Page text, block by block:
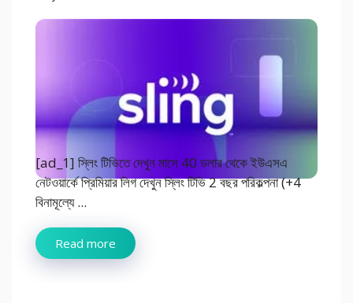
[ad_1] স্লিং টিভিতে দেখুন মাসে 40 ডলার থেকে ইউএসএ
নেটওয়ার্কে প্রিমিয়ার লিগ দেখুন স্লিং টিভি 2 বছর পরিকল্পনা (+4
বিনামূল্যে ...
Read more